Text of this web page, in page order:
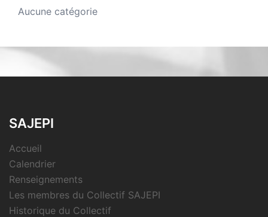
Aucune catégorie
SAJEPI
Accueil
Calendrier
Renseignements
Les membres du Collectif SAJEPI
Historique du Collectif